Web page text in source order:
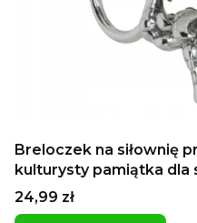
Breloczek na siłownię
kulturysty pamiątka dla
Cena
24,99 zł